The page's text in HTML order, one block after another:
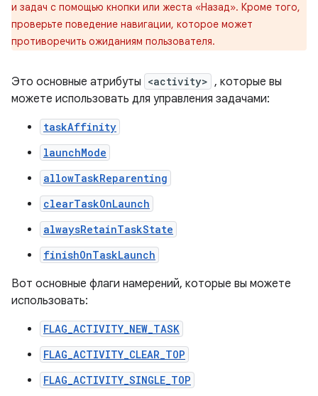
и задач с помощью кнопки или жеста «Назад». Кроме того,
проверьте поведение навигации, которое может
противоречить ожиданиям пользователя.
Это основные атрибуты <activity> , которые вы
можете использовать для управления задачами:
taskAffinity
launchMode
allowTaskReparenting
clearTaskOnLaunch
alwaysRetainTaskState
finishOnTaskLaunch
Вот основные флаги намерений, которые вы можете
использовать:
FLAG_ACTIVITY_NEW_TASK
FLAG_ACTIVITY_CLEAR_TOP
FLAG_ACTIVITY_SINGLE_TOP